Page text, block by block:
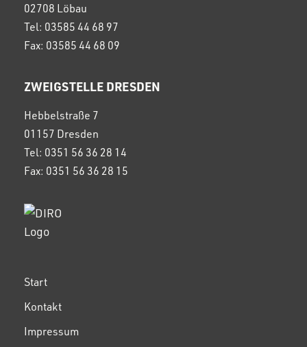
02708 Löbau
Tel: 03585 44 68 97
Fax: 03585 44 68 09
ZWEIGSTELLE DRESDEN
Hebbelstraße 7
01157 Dresden
Tel: 0351 56 36 28 14
Fax: 0351 56 36 28 15
Start
Kontakt
Impressum